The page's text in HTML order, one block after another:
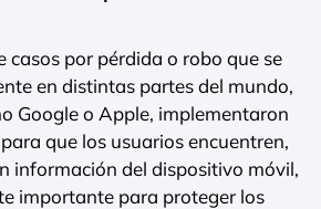
casos por pérdida o robo que se
en distintas partes del mundo,
Google o Apple, implementaron
que los usuarios encuentren,
información del dispositivo móvil,
importante para proteger los